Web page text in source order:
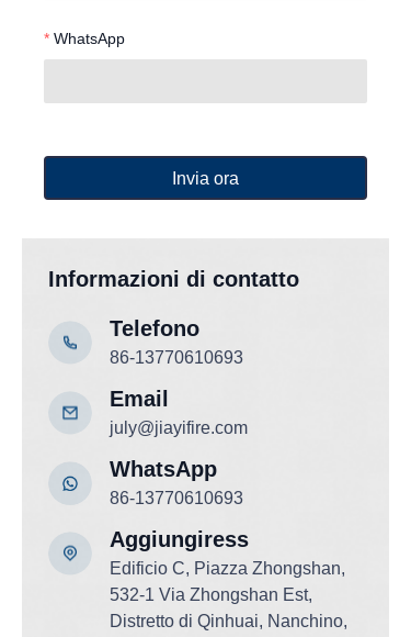
Informazioni di contatto
86-13770610693
WhatsApp
Telefono
86-13770610693
july@jiayifire.com
Email
WhatsApp
Invia ora
Aggiungiress
Edificio C, Piazza Zhongshan,
532-1 Via Zhongshan Est,
Distretto di Qinhuai, Nanchino,